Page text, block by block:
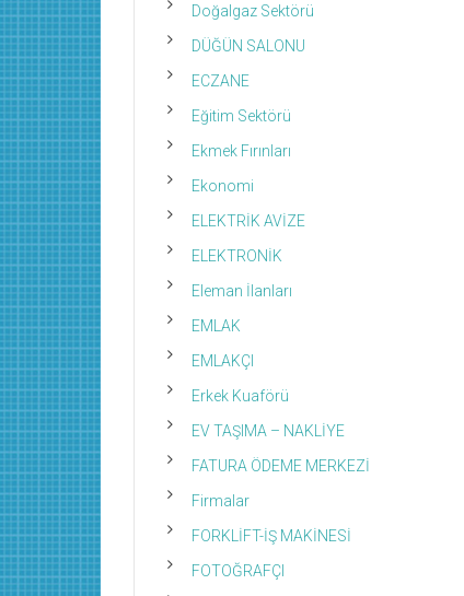
Doğalgaz Sektörü
DÜĞÜN SALONU
ECZANE
Eğitim Sektörü
Ekmek Fırınları
Ekonomi
ELEKTRİK AVİZE
ELEKTRONİK
Eleman İlanları
EMLAK
EMLAKÇI
Erkek Kuaförü
EV TAŞIMA – NAKLİYE
FATURA ÖDEME MERKEZİ
Firmalar
FORKLİFT-İŞ MAKİNESİ
FOTOĞRAFÇI